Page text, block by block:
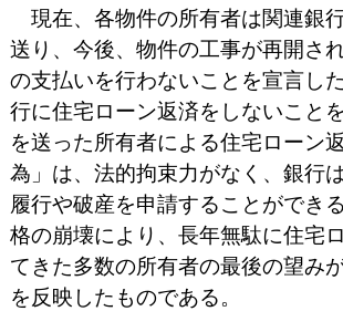
現在、各物件の所有者は関連銀
送り、今後、物件の工事が再開さ
の支払いを行わないことを宣言し
行に住宅ローン返済をしないこと
を送った所有者による住宅ローン
為」は、法的拘束力がなく、銀行
履行や破産を申請することができ
格の崩壊により、長年無駄に住宅
てきた多数の所有者の最後の望み
を反映したものである。